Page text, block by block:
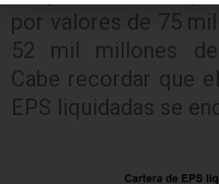
por valores de 75
52 mil millones de
Cabe recordar que
EPS liquidadas se